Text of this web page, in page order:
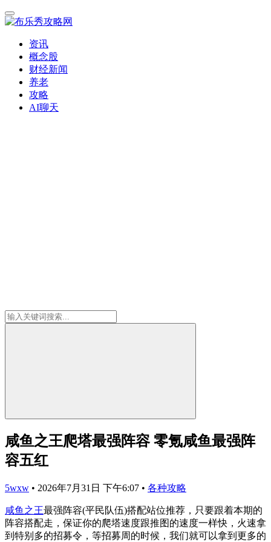
资讯
概念股
财经新闻
养老
攻略
AI聊天
咸鱼之王爬塔最强阵容 零氪咸鱼最强阵
容五红
5wxw • 2026年7月31日 下午6:07 • 各种攻略
咸鱼之王最强阵容(平民队伍)搭配站位推荐，只要跟着本期的
阵容搭配走，保证你的爬塔速度跟推图的速度一样快，火速拿
到特别多的招募令，等招募周的时候，我们就可以拿到更多的